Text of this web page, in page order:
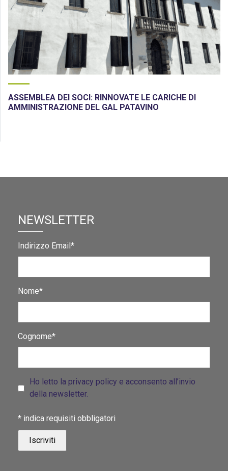
ASSEMBLEA DEI SOCI: RINNOVATE LE CARICHE DI
AMMINISTRAZIONE DEL GAL PATAVINO
NEWSLETTER
Indirizzo Email*
Nome*
Cognome*
Ho letto la privacy policy e acconsento all’invio
della newsletter.
* indica requisiti obbligatori